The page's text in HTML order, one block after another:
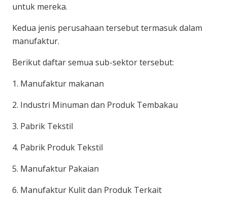
untuk mereka.
Kedua jenis perusahaan tersebut termasuk dalam
manufaktur.
Berikut daftar semua sub-sektor tersebut:
1. Manufaktur makanan
2. Industri Minuman dan Produk Tembakau
3. Pabrik Tekstil
4. Pabrik Produk Tekstil
5. Manufaktur Pakaian
6. Manufaktur Kulit dan Produk Terkait